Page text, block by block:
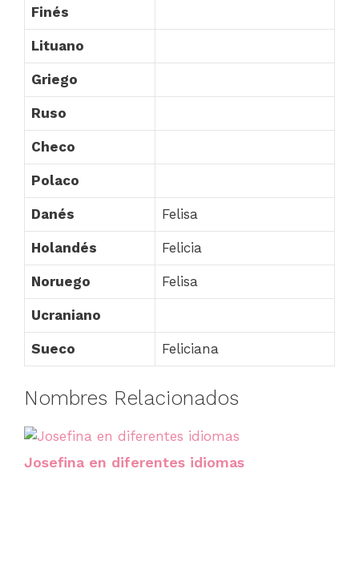
Finés
Lituano
Griego
Ruso
Checo
Polaco
Danés Felisa
Holandés Felicia
Noruego Felisa
Ucraniano
Sueco Feliciana
Nombres Relacionados
Josefina en diferentes idiomas